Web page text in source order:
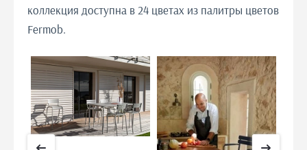
коллекция доступна в 24 цветах из палитры цветов
Fermob.